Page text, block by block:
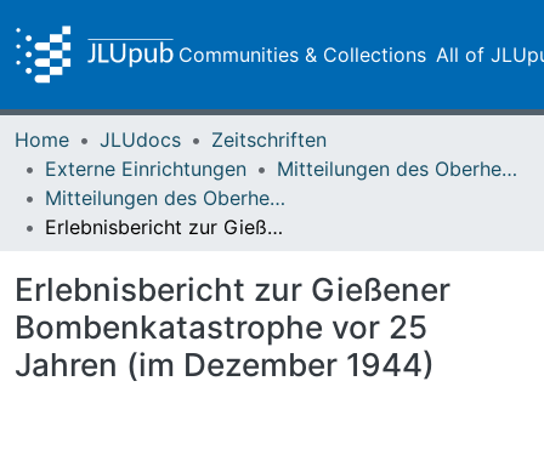
Communities & Collections All of
Home JLUdocs
Zeitschriften
Externe Einrichtungen
Mitteilungen des Oberhessischen Geschichtsvereins Gießen
Mitteilungen des Oberhessischen Geschichtsvereins Gießen Vol. 053/054 (1969)
Erlebnisbericht zur Gießener Bombenkatastrophe vor 25 Jahren (im Dezember 1944)
Erlebnisbericht zur Gießener
Bombenkatastrophe vor 25
Jahren (im Dezember 1944)